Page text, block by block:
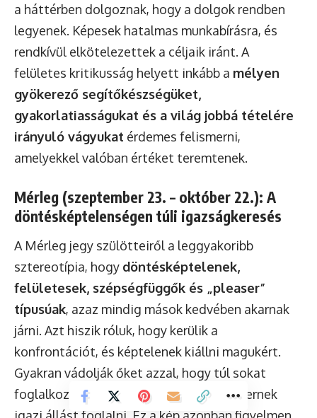
a háttérben dolgoznak, hogy a dolgok rendben
legyenek. Képesek hatalmas munkabírásra, és
rendkívül elkötelezettek a céljaik iránt. A
felületes kritikusság helyett inkább a mélyen
gyökerező segítőkészségüket,
gyakorlatiasságukat és a világ jobbá tételére
irányuló vágyukat érdemes felismerni,
amelyekkel valóban értéket teremtenek.
Mérleg (szeptember 23. – október 22.): A
döntésképtelenségen túli igazságkeresés
A Mérleg jegy szülötteiről a leggyakoribb
sztereotípia, hogy döntésképtelenek,
felületesek, szépségfüggők és „pleaser”
típusúak, azaz mindig mások kedvében akarnak
járni. Azt hiszik róluk, hogy kerülik a
konfrontációt, és képtelenek kiállni magukért.
Gyakran vádolják őket azzal, hogy túl sokat
foglalkoznak a külsőségekkel, és nem mernek
igazi állást foglalni. Ez a kép azonban figyelmen